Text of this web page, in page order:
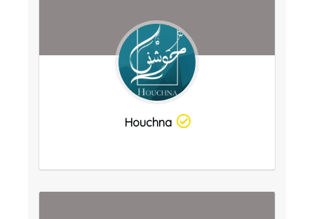
Houchna